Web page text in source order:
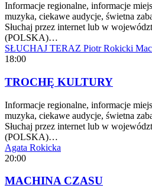
Informacje regionalne, informacje
muzyka, ciekawe audycje, świetna
Słuchaj przez internet lub w
(POLSKA)…
SŁUCHAJ TERAZ Piotr Rokicki
18:00
TROCHĘ KULTURY
Informacje regionalne, informacje
muzyka, ciekawe audycje, świetna
Słuchaj przez internet lub w
(POLSKA)…
Agata Rokicka
20:00
MACHINA CZASU